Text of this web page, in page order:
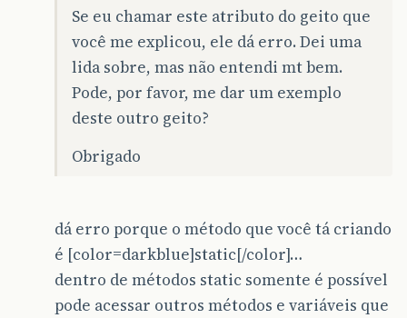
Se eu chamar este atributo do geito que
você me explicou, ele dá erro. Dei uma
lida sobre, mas não entendi mt bem.
Pode, por favor, me dar um exemplo
deste outro geito?
Obrigado
dá erro porque o método que você tá criando
é [color=darkblue]static[/color]…
dentro de métodos static somente é possível
pode acessar outros métodos e variáveis que